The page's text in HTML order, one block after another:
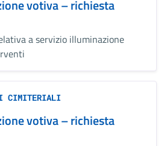
votiva – richiesta
a servizio illuminazione
CIMITERIALI
votiva – richiesta